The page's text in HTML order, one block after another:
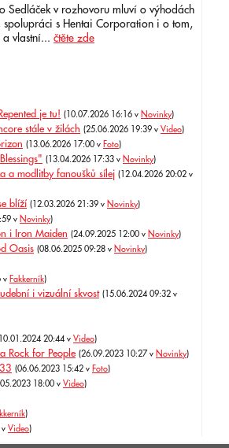
Sedláček v rozhovoru mluví o výhodách
spolupráci s Hentai Corporation i o tom,
vlastní... čtěte zde
je tu! (10.07.2026 16:16 v Novinky)
stále v žilách (25.06.2026 19:39 v Video)
(13.06.2026 17:00 v Foto)
(13.04.2026 17:33 v Novinky)
a modlitby fanoušků sílej (12.04.2026 20:02 v
blíží (12.03.2026 21:39 v Novinky)
v Novinky)
i Iron Maiden (24.09.2025 12:00 v Novinky)
Oasis (08.06.2025 09:28 v Novinky)
v Fakkerník)
i vizuální skvost (15.06.2024 09:32 v
20:44 v Video)
Rock for People (26.09.2023 10:27 v Novinky)
(06.06.2023 15:42 v Foto)
18:00 v Video)
)
v Video)